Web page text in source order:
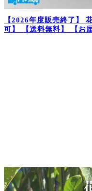
【2026年度販売終了】
可】 【送料無料】 【お